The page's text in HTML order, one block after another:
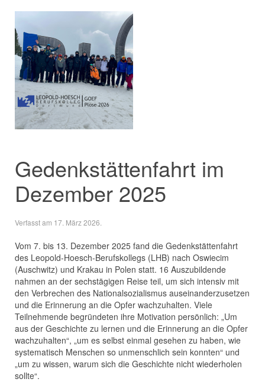
Gedenkstättenfahrt im
Dezember 2025
Verfasst am 17. März 2026
Vom 7. bis 13. Dezember 2025 fand die Gedenkstättenfahrt
des Leopold-Hoesch-Berufskollegs (LHB) nach Oswiecim
(Auschwitz) und Krakau in Polen statt. 16 Auszubildende
nahmen an der sechstägigen Reise teil, um sich intensiv mit
den Verbrechen des Nationalsozialismus auseinanderzusetzen
und die Erinnerung an die Opfer wachzuhalten. Viele
Teilnehmende begründeten ihre Motivation persönlich: „Um
aus der Geschichte zu lernen und die Erinnerung an die Opfer
wachzuhalten“, „um es selbst einmal gesehen zu haben, wie
systematisch Menschen so unmenschlich sein konnten“ und
„um zu wissen, warum sich die Geschichte nicht wiederholen
sollte“.